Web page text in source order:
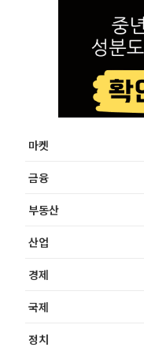
마켓
금융
부동산
산업
경제
국제
정치